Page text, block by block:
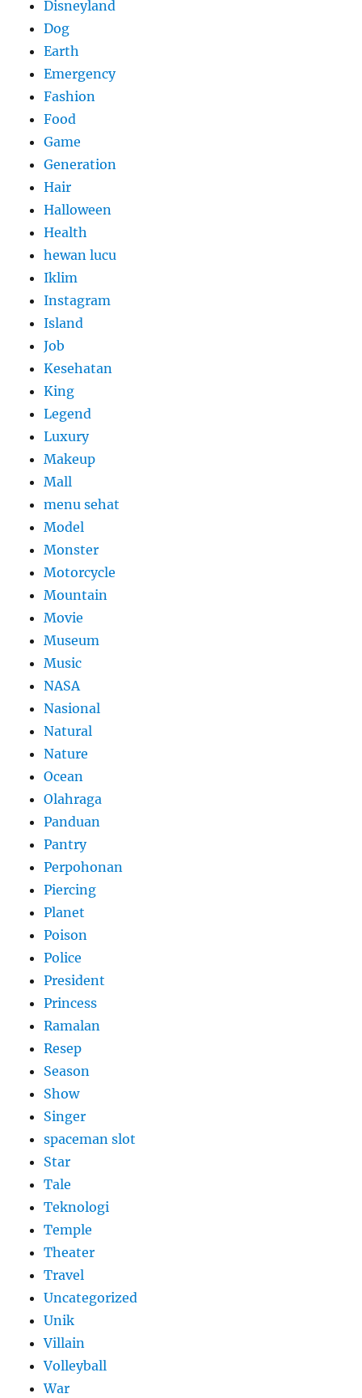
Disneyland
Dog
Earth
Emergency
Fashion
Food
Game
Generation
Hair
Halloween
Health
hewan lucu
Iklim
Instagram
Island
Job
Kesehatan
King
Legend
Luxury
Makeup
Mall
menu sehat
Model
Monster
Motorcycle
Mountain
Movie
Museum
Music
NASA
Nasional
Natural
Nature
Ocean
Olahraga
Panduan
Pantry
Perpohonan
Piercing
Planet
Poison
Police
President
Princess
Ramalan
Resep
Season
Show
Singer
spaceman slot
Star
Tale
Teknologi
Temple
Theater
Travel
Uncategorized
Unik
Villain
Volleyball
War